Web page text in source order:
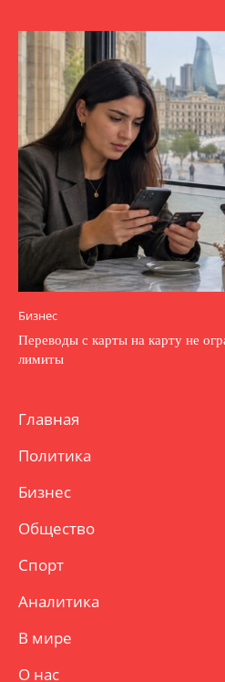
Бизнес
Переводы с карты на карту не
лимиты
Главная
Политика
Бизнес
Общество
Спорт
Аналитика
В мире
О нас